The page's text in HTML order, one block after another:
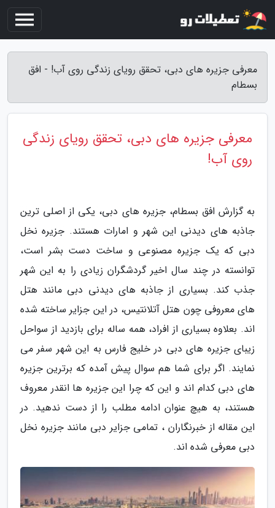
معرفی جزیره های دبی، تحقق رویای زندگی روی آب! - افق
بسطام
معرفی جزیره های دبی، تحقق رویای زندگی
روی آب!
به گزارش افق بسطام، جزیره های دبی، یکی از اصلی ترین
جاذبه های دیدنی این شهر و امارات هستند. جزیره نخل
دبی که یک جزیره مصنوعی و ساخت دست بشر است،
توانسته در چند سال اخیر گردشگران زیادی را به این شهر
جذب کند. بسیاری از جاذبه های دیدنی دبی مانند هتل
های معروفی چون هتل آتلانتیس، در این جزایر ساخته شده
اند. بعلاوه بسیاری از افراد، همه ساله برای بازدید از سواحل
زیبای جزیره های دبی در خلیج فارس به این شهر سفر می
نمایند. اگر برای شما هم سوال پیش آمده که برترین جزیره
های دبی کدام اند و این که چرا این جزیره ها انقدر معروف
هستند، به هیچ عنوان ادامه مطلب را از دست ندهید. در
این مقاله از خبرنگاران ، تمامی جزایر دبی مانند جزیره نخل
دبی معرفی شده اند.